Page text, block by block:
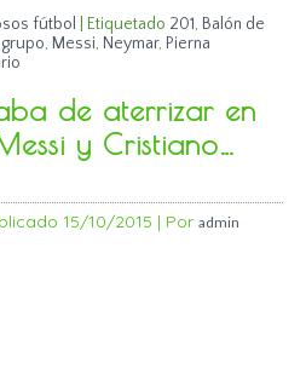
fútbol Etiquetado 201, Balón de
grupo, Messi, Neymar, Pierna
de aterrizar en
y Cristiano…
15/10/2015 | Por admin